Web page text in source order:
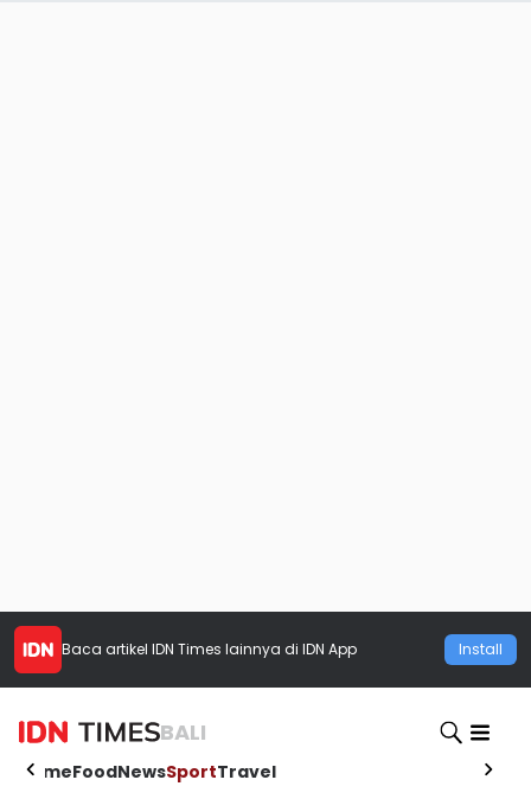
Baca artikel IDN Times lainnya di IDN App Install
BALI
HomeFoodNewsSportTravel